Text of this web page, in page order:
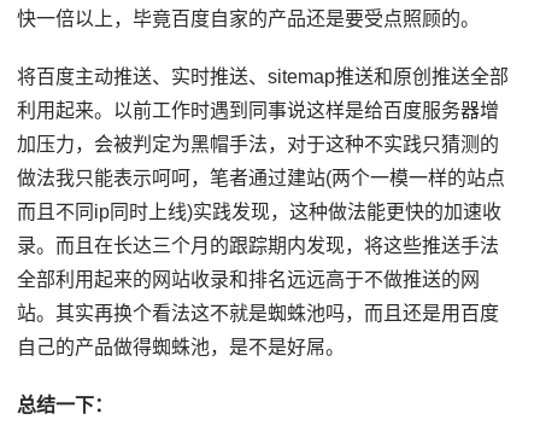
快一倍以上，毕竟百度自家的产品还是要受点照顾的。
将百度主动推送、实时推送、sitemap推送和原创推送全部
利用起来。以前工作时遇到同事说这样是给百度服务器增
加压力，会被判定为黑帽手法，对于这种不实践只猜测的
做法我只能表示呵呵，笔者通过建站(两个一模一样的站点
而且不同ip同时上线)实践发现，这种做法能更快的加速收
录。而且在长达三个月的跟踪期内发现，将这些推送手法
全部利用起来的网站收录和排名远远高于不做推送的网
站。其实再换个看法这不就是蜘蛛池吗，而且还是用百度
自己的产品做得蜘蛛池，是不是好屌。
总结一下：